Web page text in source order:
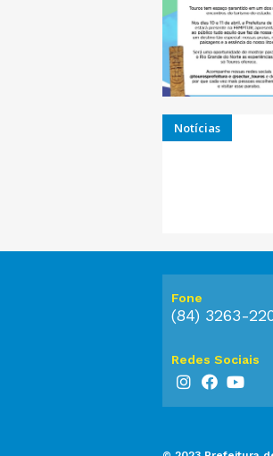
Notícias
Fone
(84) 3263-
Redes Sociais